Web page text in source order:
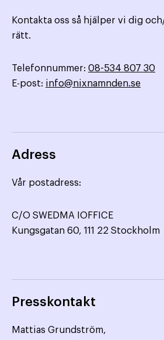
Kontakta oss så hjälper vi dig
rätt.
Telefonnummer: 08-534 807 30
E-post: info@nixnamnden.se
Adress
Vår postadress:
C/O SWEDMA IOFFICE
Kungsgatan 60, 111 22 Stockholm
Presskontakt
Mattias Grundström,